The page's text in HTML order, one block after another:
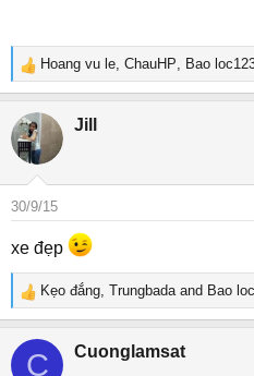
R
e
a
c
t
o
n
:
Hoang vu le, ChauHP, Bao
Jill
30/9/15
xe đẹp
R
e
a
Kẹo đắng, Trungbadaand Bao
C Cuonglamsat